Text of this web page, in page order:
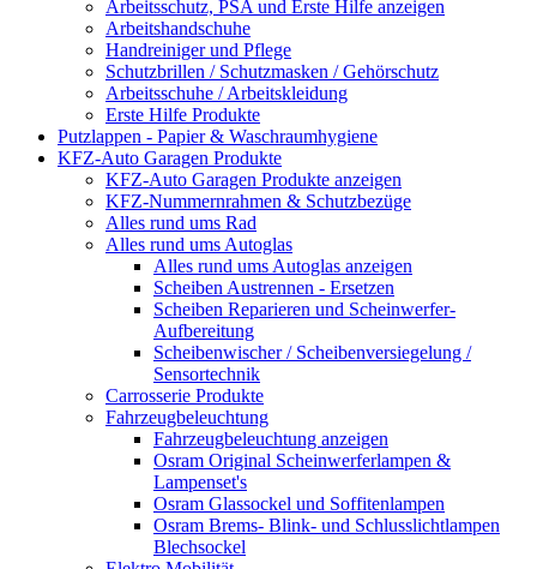
Arbeitsschutz, PSA und Erste Hilfe anzeigen
Arbeitshandschuhe
Handreiniger und Pflege
Schutzbrillen / Schutzmasken / Gehörschutz
Arbeitsschuhe / Arbeitskleidung
Erste Hilfe Produkte
Putzlappen - Papier & Waschraumhygiene
KFZ-Auto Garagen Produkte
KFZ-Auto Garagen Produkte anzeigen
KFZ-Nummernrahmen & Schutzbezüge
Alles rund ums Rad
Alles rund ums Autoglas
Alles rund ums Autoglas anzeigen
Scheiben Austrennen - Ersetzen
Scheiben Reparieren und Scheinwerfer-
Aufbereitung
Scheibenwischer / Scheibenversiegelung /
Sensortechnik
Carrosserie Produkte
Fahrzeugbeleuchtung
Fahrzeugbeleuchtung anzeigen
Osram Original Scheinwerferlampen &
Lampenset's
Osram Glassockel und Soffitenlampen
Osram Brems- Blink- und Schlusslichtlampen
Blechsockel